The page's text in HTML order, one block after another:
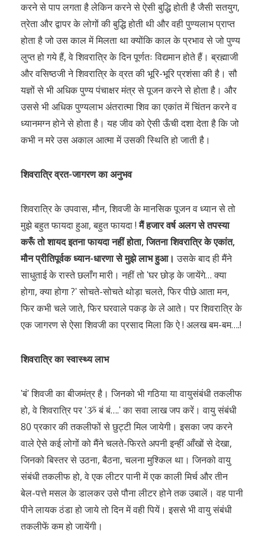
करने से पाप लगता है लेकिन करने से ऐसी बुद्धि होती है जैसी सतयुग,
त्रेता और द्वापर के लोगों की बुद्धि होती थी और वही पुण्यलाभ प्राप्त
होता है जो उस काल में मिलता था क्योंकि काल के प्रभाव से जो पुण्य
लुप्त हो गये हैं, वे शिवरात्रि के दिन पूर्णतः विद्यमान होते हैं। ब्रह्माजी
और वसिष्ठजी ने शिवरात्रि के व्रत की भूरि-भूरि प्रशंसा की है। सौ
यज्ञों से भी अधिक पुण्य पंचाक्षर मंत्र से पूजन करने से होता है। और
उससे भी अधिक पुण्यलाभ अंतरात्मा शिव का एकांत में चिंतन करने व
ध्यानमग्न होने से होता है। यह जीव को ऐसी ऊँची दशा देता है कि जो
कभी न मरे उस अकाल आत्मा में उसकी स्थिति हो जाती है।
शिवरात्रि व्रत-जागरण का अनुभव
शिवरात्रि के उपवास, मौन, शिवजी के मानसिक पूजन व ध्यान से तो
मुझे बहुत फायदा हुआ, बहुत फायदा !मैं हजार वर्ष अलग से तपस्या
करूँ तो शायद इतना फायदा नहीं होता, जितना शिवरात्रि के एकांत,
मौन प्रीतिपूर्वक ध्यान-धारणा से मुझे लाभ हुआ।उसके बाद ही मैंने
साधुताई के रास्ते छलाँग मारी। नहीं तो ʹघर छोड़ के जायेंगे… क्या
होगा, क्या होगा ?ʹ सोचते-सोचते थोड़ा चलते, फिर पीछे आता मन,
फिर कभी चले जाते, फिर घरवाले पकड़ के ले आते। पर शिवरात्रि के
एक जागरण से ऐसा शिवजी का प्रसाद मिला कि ऐ ! अलख बम-बम….!
शिवरात्रि का स्वास्थ्य लाभ
ʹबंʹ शिवजी का बीजमंत्र है। जिनको भी गठिया या वायुसंबंधी तकलीफ
हो, वे शिवरात्रि पर ʹૐ बं बं….ʹ का सवा लाख जप करें। वायु संबंधी
80 प्रकार की तकलीफों से छुट्टी मिल जायेगी। इसका जप करने
वाले ऐसे कई लोगों को मैंने चलते-फिरते अपनी इन्हीं आँखों से देखा,
जिनको बिस्तर से उठना, बैठना, चलना मुश्किल था। जिनको वायु
संबंधी तकलीफ हो, वे एक लीटर पानी में एक काली मिर्च और तीन
बेल-पत्ते मसल के डालकर उसे पौना लीटर होने तक उबालें। वह पानी
पीने लायक ठंडा हो जाये तो दिन में वही पियें। इससे भी वायु संबंधी
तकलीफें कम हो जायेंगी।